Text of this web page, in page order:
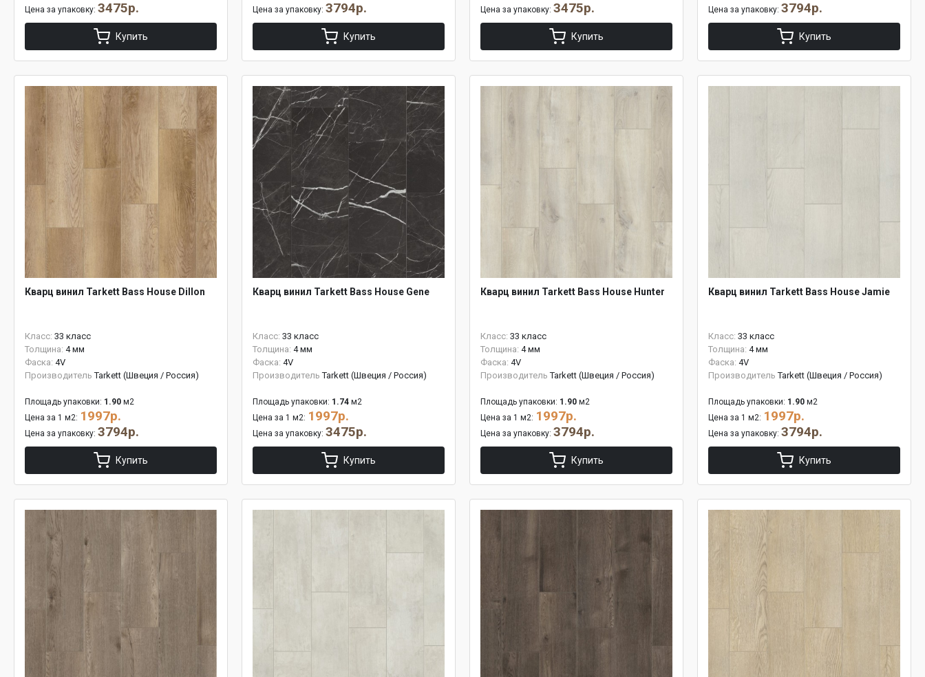
Цена за упаковку: 3475р.
Купить
Цена за упаковку: 3794р.
Купить
Цена за упаковку: 3475р.
Купить
Цена за упаковку: 3794р.
Купить
Кварц винил Tarkett Bass House Dillon
Класс: 33 класс
Толщина: 4 мм
Фаска: 4V
Производитель Tarkett (Швеция / Россия)
Площадь упаковки: 1.90 м2
Цена за 1 м2: 1997р.
Цена за упаковку: 3794р.
Купить
Кварц винил Tarkett Bass House Gene
Класс: 33 класс
Толщина: 4 мм
Фаска: 4V
Производитель Tarkett (Швеция / Россия)
Площадь упаковки: 1.74 м2
Цена за 1 м2: 1997р.
Цена за упаковку: 3475р.
Купить
Кварц винил Tarkett Bass House Hunter
Класс: 33 класс
Толщина: 4 мм
Фаска: 4V
Производитель Tarkett (Швеция / Россия)
Площадь упаковки: 1.90 м2
Цена за 1 м2: 1997р.
Цена за упаковку: 3794р.
Купить
Кварц винил Tarkett Bass House Jamie
Класс: 33 класс
Толщина: 4 мм
Фаска: 4V
Производитель Tarkett (Швеция / Россия)
Площадь упаковки: 1.90 м2
Цена за 1 м2: 1997р.
Цена за упаковку: 3794р.
Купить